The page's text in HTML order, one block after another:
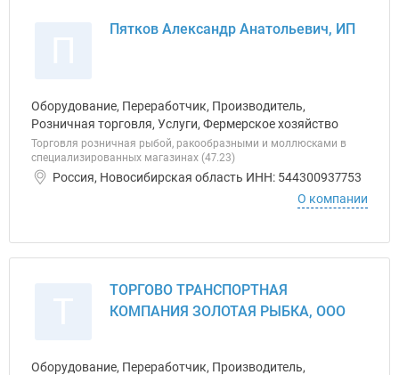
Пятков Александр Анатольевич, ИП
Оборудование, Переработчик, Производитель,
Розничная торговля, Услуги, Фермерское хозяйство
Торговля розничная рыбой, ракообразными и моллюсками в
специализированных магазинах (47.23)
Россия, Новосибирская область ИНН: 544300937753
О компании
ТОРГОВО ТРАНСПОРТНАЯ
КОМПАНИЯ ЗОЛОТАЯ РЫБКА, ООО
Оборудование, Переработчик, Производитель,